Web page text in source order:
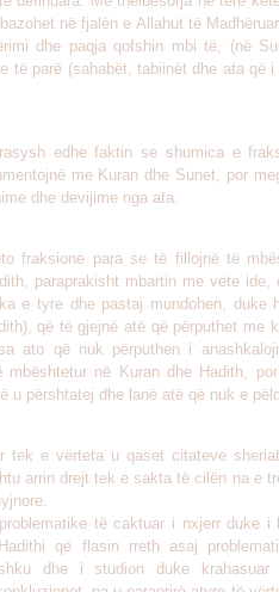
në fjalën e Allahut të
dhe paqja qofshin mbi të, (në
të parë (sahabët, tabiinët dhe ata që i
edhe faktin se shumica e
me Kuran dhe Sunet, por
dhe devijime nga ata.
fraksione para se të fillojnë të
paraprakisht mbartin me vete ide,
e tyre dhe pastaj mundohen, duke
që të gjejnë atë që përputhet me
ato që nuk përputhen i
mbështetur në Kuran dhe Hadith,
u përshtatej dhe lanë atë që nuk e
tek e vërteta u qaset citateve
arrin drejt tek e sakta të cilën na e
të caktuar i nxjerr duke i
që flasin rreth asaj
dhe i studion duke krahasuar